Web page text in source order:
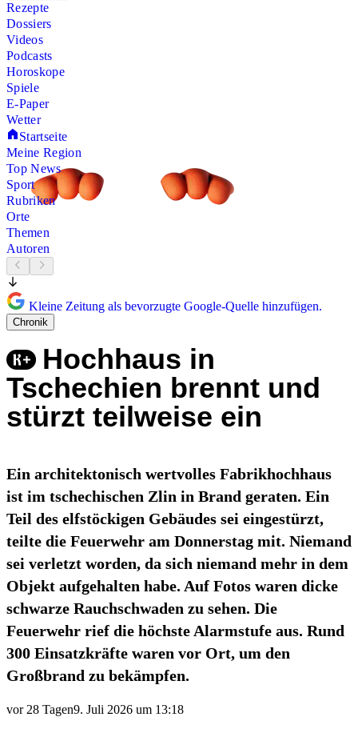
Rezepte
Dossiers
Videos
Podcasts
Horoskope
Spiele
E-Paper
Wetter
Startseite
Meine Region
Top News
Sport
Rubriken
Orte
Themen
Autoren
Kleine Zeitung als bevorzugte Google-Quelle hinzufügen.
Chronik
Hochhaus in
Tschechien brennt und
stürzt teilweise ein
Ein architektonisch wertvolles Fabrikhochhaus
ist im tschechischen Zlin in Brand geraten. Ein
Teil des elfstöckigen Gebäudes sei eingestürzt,
teilte die Feuerwehr am Donnerstag mit. Niemand
sei verletzt worden, da sich niemand mehr in dem
Objekt aufgehalten habe. Auf Fotos waren dicke
schwarze Rauchschwaden zu sehen. Die
Feuerwehr rief die höchste Alarmstufe aus. Rund
300 Einsatzkräfte waren vor Ort, um den
Großbrand zu bekämpfen.
vor 28 Tagen9. Juli 2026 um 13:18